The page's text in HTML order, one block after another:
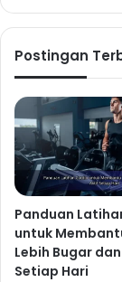
Postingan
Panduan
untuk
Lebih Bugar
Setiap Hari